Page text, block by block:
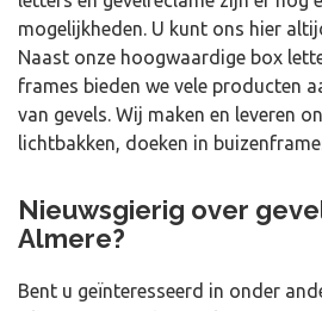
mogelijkheden. U kunt ons hier
Naast onze hoogwaardige box
frames bieden we vele producten
van gevels. Wij maken en leveren
lichtbakken, doeken in
Nieuwsgierig over
Almere?
Bent u geïnteresseerd in onder